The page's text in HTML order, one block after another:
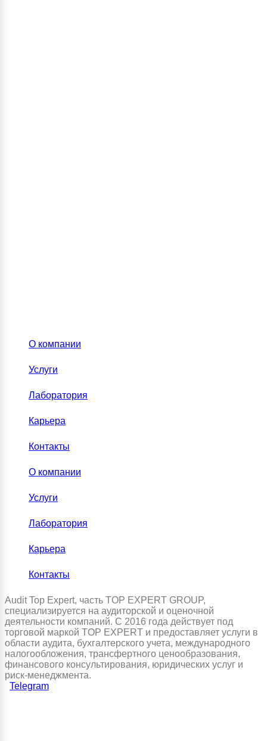
О компании
Услуги
Лаборатория
Карьера
Контакты
О компании
Услуги
Лаборатория
Карьера
Контакты
Audit Top Expert, часть TOP EXPERT GROUP,
специализируется на аудиторской и оценочной
деятельности компаний. С 2016 года действует под
торговой маркой TOP EXPERT и предоставляет услуги в
области аудита, бухгалтерского учета, международного
налогообложения, трансфертного ценообразования,
финансового консультирования, юридических услуг и
риск-менеджмента.
Telegram